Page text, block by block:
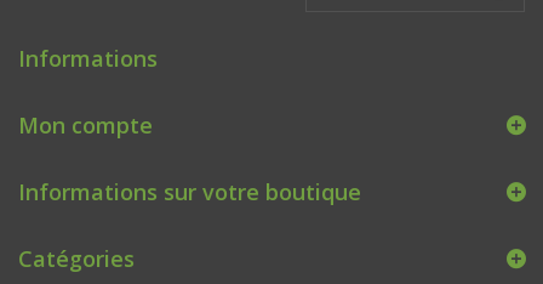
Informations
Mon compte
Informations sur votre boutique
Catégories